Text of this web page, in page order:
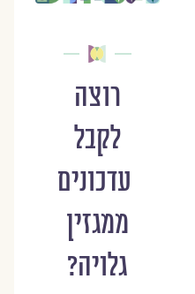
רוצה
לקבל
עדכונים
ממגזין
גלויה?